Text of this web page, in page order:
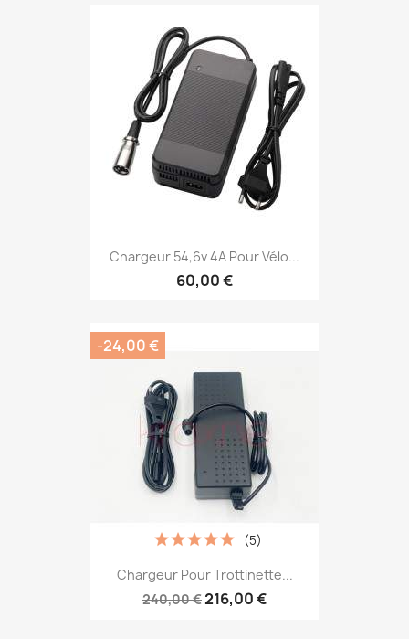
Chargeur 54,6v 4A Pour Vélo...
60,00 €
Chargeur Pour Trottinette...
240,00 €216,00 €
(5)
-24,00 €